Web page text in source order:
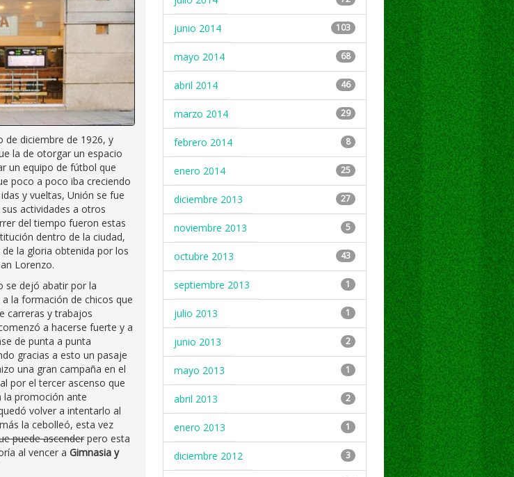
de diciembre de 1926, y
la de otorgar un espacio
un equipo de fútbol que
poco a poco iba creciendo
y vueltas, Unión se fue
actividades a otros
del tiempo fueron estas
dentro de la ciudad,
la gloria obtenida por los
Lorenzo.
se dejó abatir por la
la formación de chicos que
carreras y trabajos
a hacerse fuerte y a
de punta a punta
gracias a esto un pasaje
una gran campaña en el
por el tercer ascenso que
la promoción ante
volver a intentarlo al
la cebolleó, esta vez
puede ascender pero esta
al vencer a Gimnasia y
junio 2014 103
mayo 2014 68
abril 2014 46
marzo 2014 29
febrero 2014 8
enero 2014 25
diciembre 2013 27
noviembre 2013 5
octubre 2013 43
septiembre 2013 1
julio 2013 1
junio 2013 2
mayo 2013 1
abril 2013 2
enero 2013 1
diciembre 2012 3